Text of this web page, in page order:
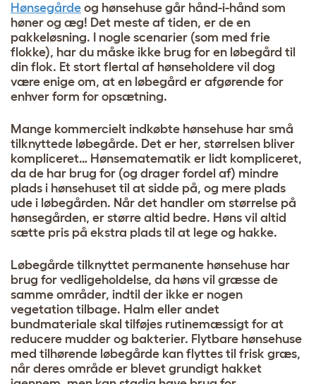
Hønsegårde og hønsehuse går hånd-i-hånd som
høner og æg! Det meste af tiden, er de en
pakkeløsning. I nogle scenarier (som med frie
flokke), har du måske ikke brug for en løbegård til
din flok. Et stort flertal af hønseholdere vil dog
være enige om, at en løbegård er afgørende for
enhver form for opsætning.
Mange kommercielt indkøbte hønsehuse har små
tilknyttede løbegårde. Det er her, størrelsen bliver
kompliceret… Hønsematematik er lidt kompliceret,
da de har brug for (og drager fordel af) mindre
plads i hønsehuset til at sidde på, og mere plads
ude i løbegården. Når det handler om størrelse på
hønsegården, er større altid bedre. Høns vil altid
sætte pris på ekstra plads til at lege og hakke.
Løbegårde tilknyttet permanente hønsehuse har
brug for vedligeholdelse, da høns vil græsse de
samme områder, indtil der ikke er nogen
vegetation tilbage. Halm eller andet
bundmateriale skal tilføjes rutinemæssigt for at
reducere mudder og bakterier. Flytbare hønsehuse
med tilhørende løbegårde kan flyttes til frisk græs,
når deres område er blevet grundigt hakket